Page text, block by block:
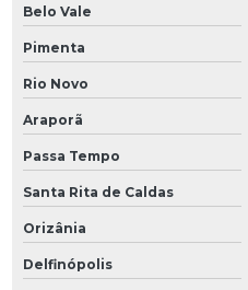
Belo Vale
Pimenta
Rio Novo
Araporã
Passa Tempo
Santa Rita de Caldas
Orizânia
Delfinópolis